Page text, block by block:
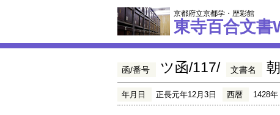
京都府立京都学・歴彩館
東寺百合文書
函/番号 ツ函/117/ 文書名
年月日 正長元年12月3日 西暦 1428年